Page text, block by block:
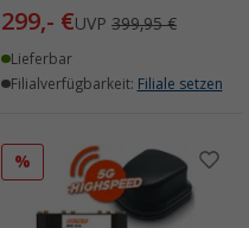
299,- €UVP 399,95 €
Lieferbar
Filialverfügbarkeit: Filiale setzen
%